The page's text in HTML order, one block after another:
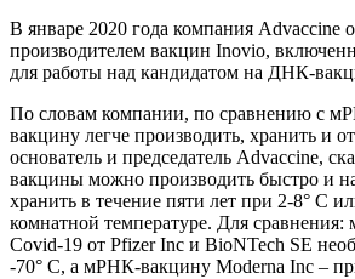
В январе 2020 года компания Advaccine
производителем вакцин Inovio,
для работы над кандидатом на ДНК-
По словам компании, по сравнению с
вакцину легче производить, хранить и
основатель и председатель Advaccine,
вакцины можно производить быстро и
хранить в течение пяти лет при 2-8° C
комнатной температуре. Для
Covid-19 от Pfizer Inc и BioNTech SE
-70° C, а мРНК-вакцину Moderna Inc –